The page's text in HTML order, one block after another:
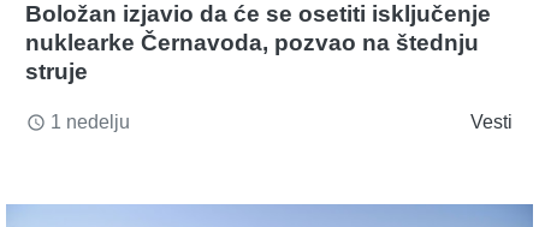
Boložan izjavio da će se osetiti isključenje
nuklearke Černavoda, pozvao na štednju
struje
access_time 1 nedelju Vesti